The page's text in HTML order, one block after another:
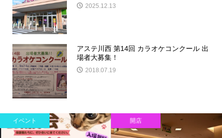
2025.12.13
アステ川西 第14回 カラオケコンクール 出
場者大募集！
2018.07.19
イベント 開店